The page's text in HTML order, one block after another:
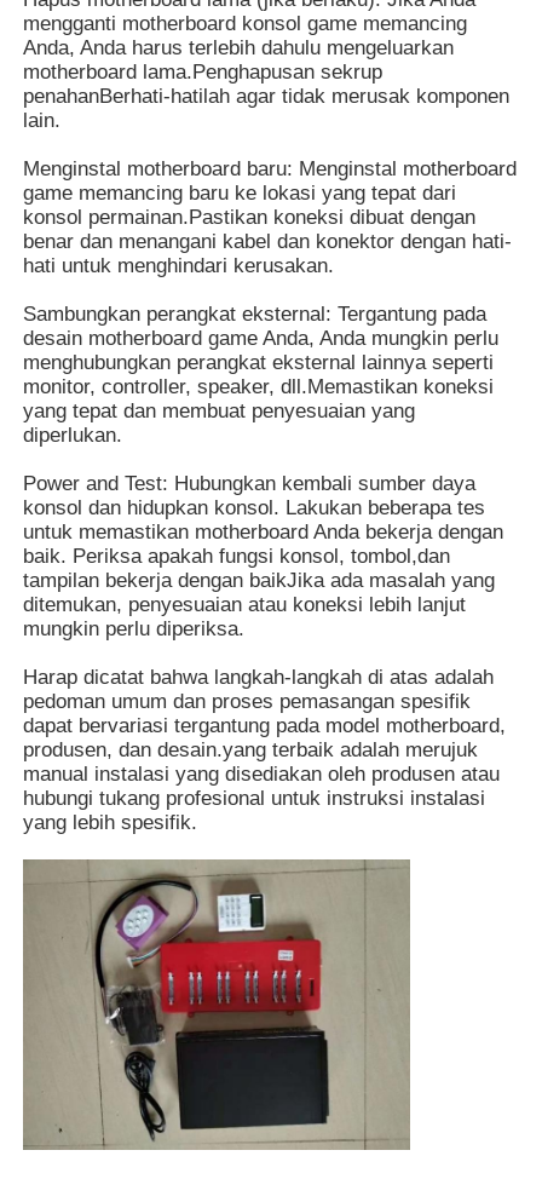
Kabinet Permainan Slot
Perangkat Lunak Game Online
Bagian-bagian permainan ikan
Layar Mesin Game
mengganti motherboard konsol game memancing
Anda, Anda harus terlebih dahulu mengeluarkan
motherboard lama.Penghapusan sekrup
penahanBerhati-hatilah agar tidak merusak komponen
lain.
Menginstal motherboard baru: Menginstal motherboard
game memancing baru ke lokasi yang tepat dari
konsol permainan.Pastikan koneksi dibuat dengan
benar dan menangani kabel dan konektor dengan hati-
hati untuk menghindari kerusakan.
Sambungkan perangkat eksternal: Tergantung pada
desain motherboard game Anda, Anda mungkin perlu
menghubungkan perangkat eksternal lainnya seperti
monitor, controller, speaker, dll.Memastikan koneksi
yang tepat dan membuat penyesuaian yang
diperlukan.
Power and Test: Hubungkan kembali sumber daya
konsol dan hidupkan konsol. Lakukan beberapa tes
untuk memastikan motherboard Anda bekerja dengan
baik. Periksa apakah fungsi konsol, tombol,dan
tampilan bekerja dengan baikJika ada masalah yang
ditemukan, penyesuaian atau koneksi lebih lanjut
mungkin perlu diperiksa.
Harap dicatat bahwa langkah-langkah di atas adalah
pedoman umum dan proses pemasangan spesifik
dapat bervariasi tergantung pada model motherboard,
produsen, dan desain.yang terbaik adalah merujuk
manual instalasi yang disediakan oleh produsen atau
hubungi tukang profesional untuk instruksi instalasi
yang lebih spesifik.